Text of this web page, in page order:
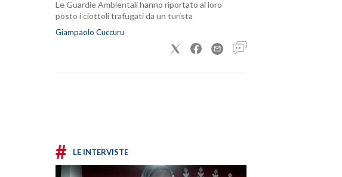
Le Guardie Ambientali hanno riportato al loro
posto i ciottoli trafugati da un turista
Giampaolo Cuccuru
# LE INTERVISTE